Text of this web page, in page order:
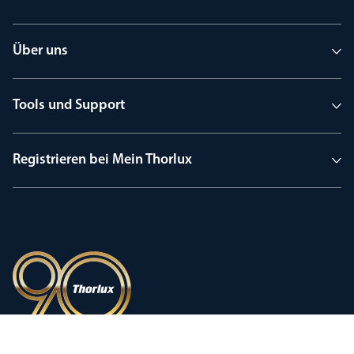
Über uns
Tools und Support
Registrieren bei Mein Thorlux